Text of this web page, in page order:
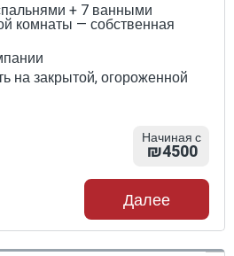
+ 7 ванными
комнаты — собственная
на закрытой, огороженной
Начиная с
₪4500
Далее